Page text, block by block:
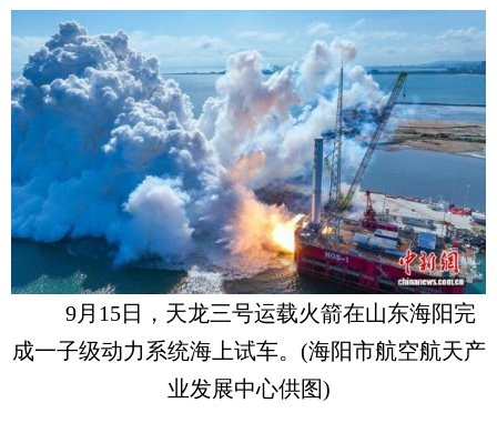
9月15日，天龙三号运载火箭在山东海阳完
成一子级动力系统海上试车。(海阳市航空航天产
业发展中心供图)